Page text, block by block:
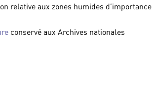
relative aux zones humides d’importance
conservé aux Archives nationales